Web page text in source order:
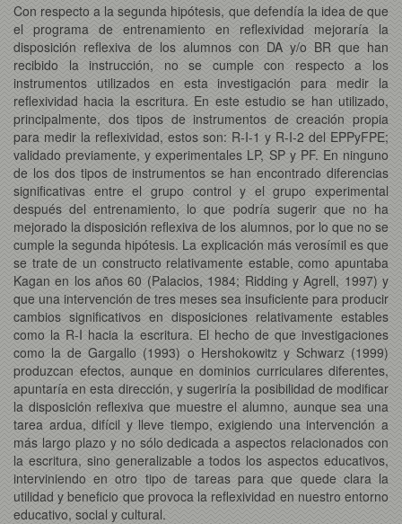
Con respecto a la segunda hipótesis, que defendía la idea de que
el programa de entrenamiento en reflexividad mejoraría la
disposición reflexiva de los alumnos con DA y/o BR que han
recibido la instrucción, no se cumple con respecto a los
instrumentos utilizados en esta investigación para medir la
reflexividad hacia la escritura. En este estudio se han utilizado,
principalmente, dos tipos de instrumentos de creación propia
para medir la reflexividad, estos son: R-I-1 y R-I-2 del EPPyFPE;
validado previamente, y experimentales LP, SP y PF. En ninguno
de los dos tipos de instrumentos se han encontrado diferencias
significativas entre el grupo control y el grupo experimental
después del entrenamiento, lo que podría sugerir que no ha
mejorado la disposición reflexiva de los alumnos, por lo que no se
cumple la segunda hipótesis. La explicación más verosímil es que
se trate de un constructo relativamente estable, como apuntaba
Kagan en los años 60 (Palacios, 1984; Ridding y Agrell, 1997) y
que una intervención de tres meses sea insuficiente para producir
cambios significativos en disposiciones relativamente estables
como la R-I hacia la escritura. El hecho de que investigaciones
como la de Gargallo (1993) o Hershokowitz y Schwarz (1999)
produzcan efectos, aunque en dominios curriculares diferentes,
apuntaría en esta dirección, y sugeriría la posibilidad de modificar
la disposición reflexiva que muestre el alumno, aunque sea una
tarea ardua, difícil y lleve tiempo, exigiendo una intervención a
más largo plazo y no sólo dedicada a aspectos relacionados con
la escritura, sino generalizable a todos los aspectos educativos,
interviniendo en otro tipo de tareas para que quede clara la
utilidad y beneficio que provoca la reflexividad en nuestro entorno
educativo, social y cultural.